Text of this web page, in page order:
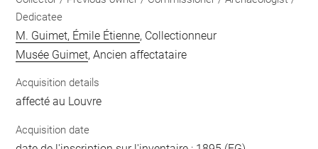
Dedicatee
M. Guimet, Émile Étienne, Collectionneur
Musée Guimet, Ancien affectataire
Acquisition details
affecté au Louvre
Acquisition date